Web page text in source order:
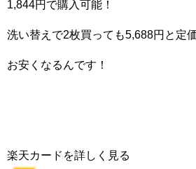
1,844円で購入可能！
洗い替えで2枚買っても5,688円と定
お安くなるんです！
楽天カードを詳しく見る